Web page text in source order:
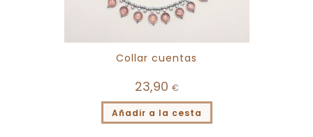
Collar cuentas
23,90 €
Añadir a la cesta